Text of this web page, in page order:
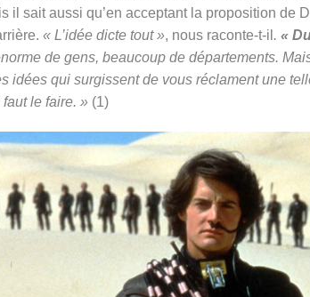
il sait aussi qu’en acceptant la proposition de
« L’idée dicte tout », nous raconte-t-il . «
de gens, beaucoup de départements.
idées qui surgissent de vous réclament une
le faire. » (1)